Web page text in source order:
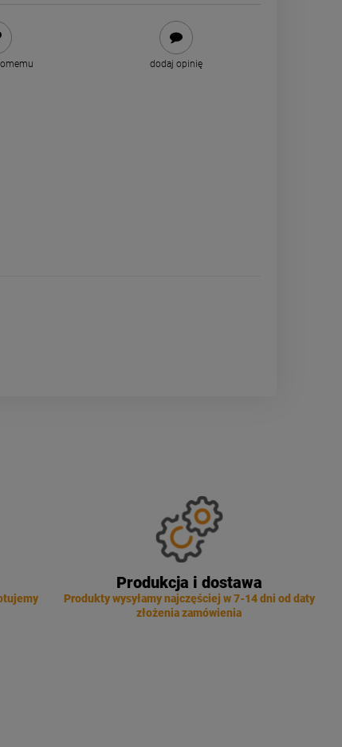
dodaj opinię
Produkcja i dostawa
Produkty wysyłamy najczęściej w 7-14 dni od daty
złożenia zamówienia